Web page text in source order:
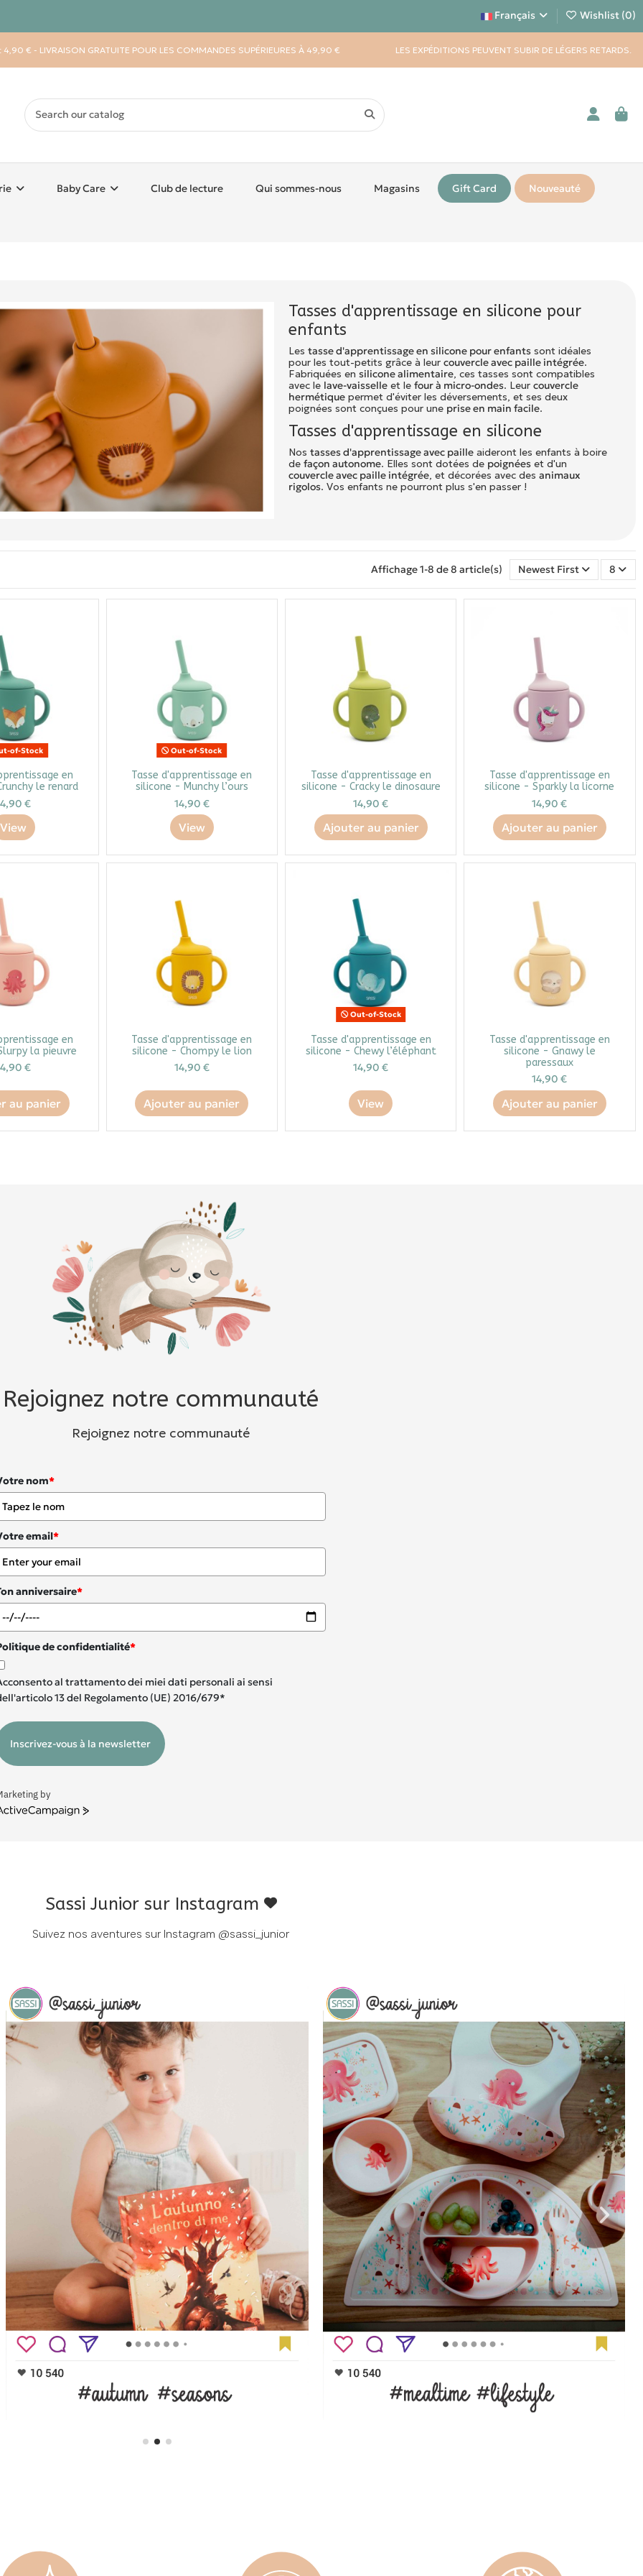
Français Wishlist (0)
4,90 € - LIVRAISON GRATUITE POUR LES COMMANDES SUPÉRIEURES À 49,90 € LES EXPÉDITIONS PEUVENT SUBIR DE LÉGERS RETARDS.
Baby Care Club de lecture Qui sommes-nous Magasins Gift Card Nouveauté
Tasses d'apprentissage en silicone pour
enfants
Les tasse d'apprentissage en silicone pour enfants sont idéales
pour les tout-petits grâce à leur couvercle avec paille intégrée.
Fabriquées en silicone alimentaire, ces tasses sont compatibles
avec le lave-vaisselle et le four à micro-ondes. Leur couvercle
hermétique permet d'éviter les déversements, et ses deux
poignées sont conçues pour une prise en main facile.
Tasses d'apprentissage en silicone
Nos tasses d'apprentissage avec paille aideront les enfants à boire
de façon autonome. Elles sont dotées de poignées et d'un
couvercle avec paille intégrée, et décorées avec des animaux
rigolos. Vos enfants ne pourront plus s'en passer !
Affichage 1-8 de 8 article(s) Newest First 8
of-Stock
en
le renard
€
View
Out-of-Stock
Tasse d'apprentissage en
silicone - Munchy l’ours
14,90 €
View
Tasse d'apprentissage en
silicone - Cracky le dinosaure
14,90 €
Ajouter au panier
Tasse d'apprentissage en
silicone - Sparkly la licorne
14,90 €
Ajouter au panier
en
la pieuvre
€
au panier
Tasse d'apprentissage en
silicone - Chompy le lion
14,90 €
Ajouter au panier
Out-of-Stock
Tasse d'apprentissage en
silicone - Chewy l’éléphant
14,90 €
View
Tasse d'apprentissage en
silicone - Gnawy le
paressaux
14,90 €
Ajouter au panier
Rejoignez notre communauté
Rejoignez notre communauté
nom*
email*
anniversaire*
de confidentialité*
al trattamento dei miei dati personali ai sensi
13 del Regolamento (UE) 2016/679*
Inscrivez-vous à la newsletter
by
Sassi Junior sur Instagram
Suivez nos aventures sur Instagram @sassi_junior